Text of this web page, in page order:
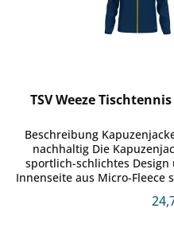
TSV Weeze
Beschreibung
nachhaltig Die
sportlich-schlichtes
Innenseite aus Micro-Fleece